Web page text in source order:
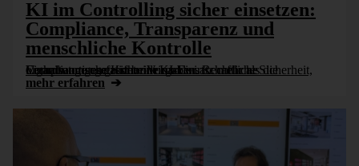
KI im Controlling sicher einsetzen:
Compliance, Transparenz und
menschliche Kontrolle
Compliance umfasst beim KI-Einsatz mehr als die Einhaltung gesetzlicher Vorgaben. Rechtliche Sicherheit, organisatorische Kontrolle und wirtschaftliche Verantwortung greifen ineinander.
mehr erfahren